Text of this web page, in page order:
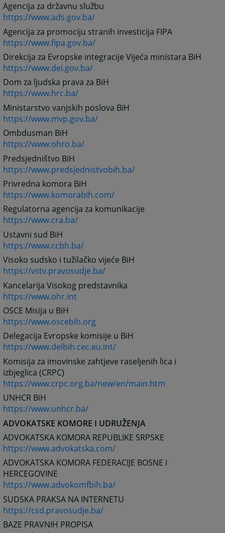
Agencija za državnu službu
https://www.ads.gov.ba/
Agencija za promociju stranih investicija FIPA
https://www.fipa.gov.ba/
Direkcija za Evropske integracije Vijeća ministara BiH
https://www.dei.gov.ba/
Dom za ljudska prava za BiH
https://www.hrc.ba/
Ministarstvo vanjskih poslova BiH
https://www.mvp.gov.ba/
Ombdusman BiH
https://www.ohro.ba/
Predsjedništvo BiH
https://www.predsjednistvobih.ba/
Privredna komora BiH
https://www.komorabih.com/
Regulatorna agencija za komunikacije
https://www.cra.ba/
Ustavni sud BiH
https://www.ccbh.ba/
Visoko sudsko i tužilačko vijeće BiH
https://vstv.pravosudje.ba/
Kancelarija Visokog predstavnika
https://www.ohr.int
OSCE Misija u BiH
https://www.oscebih.org
Delegacija Evropske komisije u BiH
https://www.delbih.cec.eu.int/
Komisija za imovinske zahtjeve raseljenih lica i
izbjeglica (CRPC)
https://www.crpc.org.ba/new/en/main.htm
UNHCR BiH
https://www.unhcr.ba/
ADVOKATSKE KOMORE I UDRUŽENJA
ADVOKATSKA KOMORA REPUBLIKE SRPSKE
https://www.advokatska.com/
ADVOKATSKA KOMORA FEDERACIJE BOSNE I
HERCEGOVINE
https://www.advokomfbih.ba/
SUDSKA PRAKSA NA INTERNETU
https://csd.pravosudje.ba/
BAZE PRAVNIH PROPISA